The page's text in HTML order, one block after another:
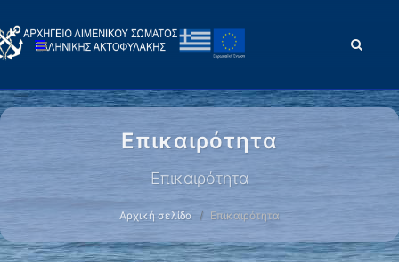
Επικαιρότητα
Επικαιρότητα
Αρχική σελίδα Επικαιρότητα